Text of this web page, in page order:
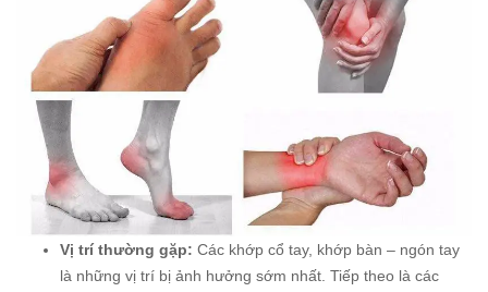
Vị trí thường gặp: Các khớp cổ tay, khớp bàn – ngón tay
là những vị trí bị ảnh hưởng sớm nhất. Tiếp theo là các